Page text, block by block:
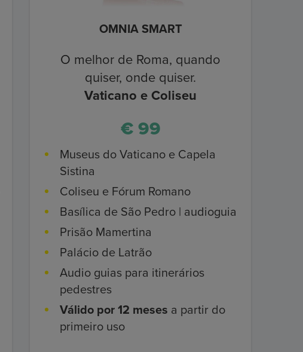
OMNIA SMART
O melhor de Roma, quando
quiser, onde quiser.
Vaticano e Coliseu
€ 99
Museus do Vaticano e Capela
Sistina
Coliseu e Fórum Romano
Basílica de São Pedro | audioguia
Prisão Mamertina
Palácio de Latrão
Audio guias para itinerários
pedestres
Válido por 12 meses a partir do
primeiro uso